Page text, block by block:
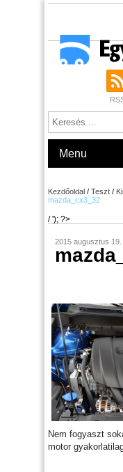
Menu
Kezdőoldal / Teszt /
mazda_cx3_32
/ '); ?>
2015 augusztus 19.
Nem fogyaszt
motor